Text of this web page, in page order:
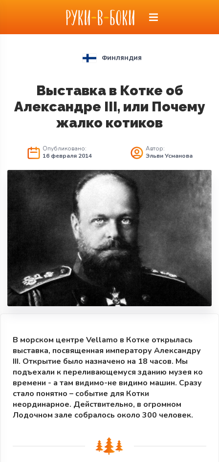
ФИНЛЯНДИЯ
Выставка в Котке об
Александре III, или Почему
жалко котиков
Опубликовано:
16 февраля 2014
Автор:
Эльви Усманова
В морском центре Vellamo в Котке открылась
выставка, посвященная императору Александру
III. Открытие было назначено на 18 часов. Мы
подъехали к переливающемуся зданию музея ко
времени - а там видимо-не видимо машин. Сразу
стало понятно – событие для Котки
неординарное. Действительно, в огромном
Лодочном зале собралось около 300 человек.